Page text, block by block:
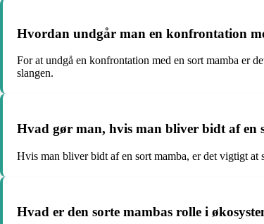
Hvordan undgår man en konfrontation
For at undgå en konfrontation med en sort mamba er
slangen.
Hvad gør man, hvis man bliver bidt af en
Hvis man bliver bidt af en sort mamba, er det vigtigt
Hvad er den sorte mambas rolle i